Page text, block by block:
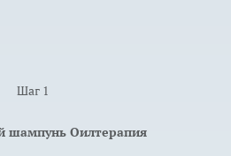
Шаг 1
шампунь Оилтерапия